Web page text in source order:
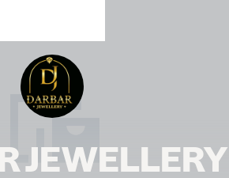
JEWELLERY